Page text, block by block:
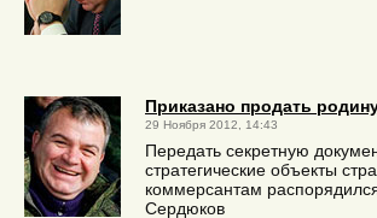
Приказано продать
29 Ноября 2012, 14:43
Передать секретную
стратегические объекты
коммерсантам
Сердюков